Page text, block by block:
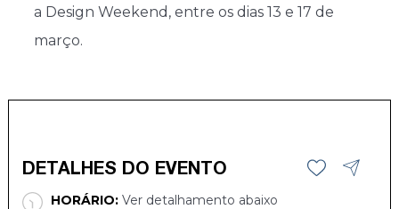
a Design Weekend, entre os dias 13 e 17 de
março.
DETALHES DO EVENTO
HORÁRIO:Ver detalhamento abaixo